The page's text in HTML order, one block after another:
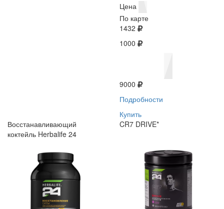
Цена
По карте
1432
1000
9000
Подробности
Купить
Восстанавливающий
коктейль Herbalife 24
CR7 DRIVE*